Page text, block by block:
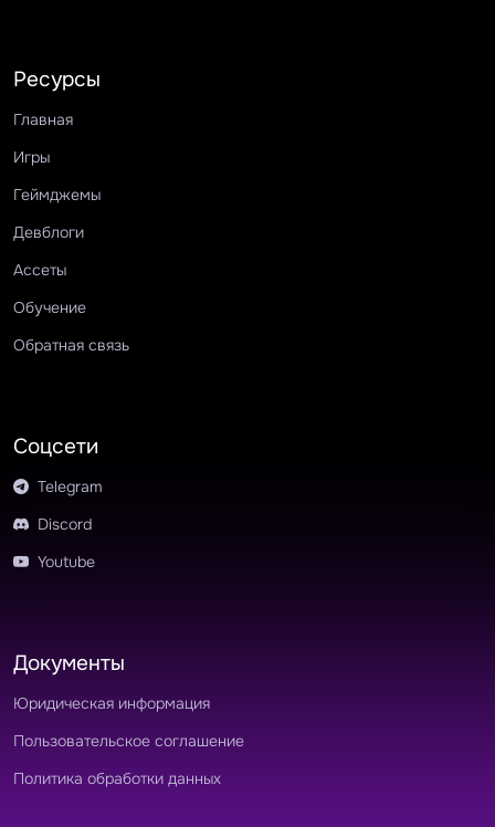
Ресурсы
Главная
Игры
Геймджемы
Девблоги
Ассеты
Обучение
Обратная связь
Соцсети
Telegram
Discord
Youtube
Документы
Юридическая информация
Пользовательское соглашение
Политика обработки данных